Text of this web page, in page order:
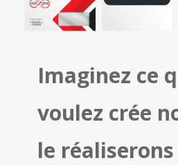
Imaginez ce
voulez crée
le réaliserons